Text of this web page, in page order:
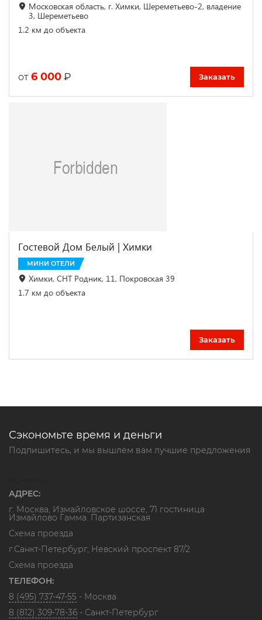
Московская область, г. Химки, Шереметьево-2, владение
3, Шереметьево
1.2 км до объекта
от 6 000 ₽ Заказать
Гостевой Дом Белый | Химки
МИНИ ОТЕЛИ
Химки, СНТ Родник, 11, Покровская 39
1.7 км до объекта
Заказать
Сэкономьте время и деньги
Подпишитесь, и мы вышлем вам лучшие предложения
АДРЕС:
г. Москва, Измайловское шоссе, 71 гостиница
Измайлово Гамма. Партизанская
Схема проезда
г.Санкт-Петербург, Невский проспект 87/2
Схема проезда
ТЕЛЕФОН:
8 (495) 737-47-55 - Москва
8 (812) 309-78-36 - Санкт-Петербург